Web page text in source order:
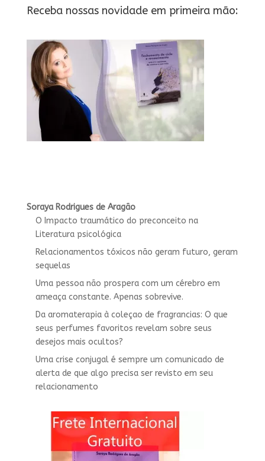
Receba nossas novidade em primeira mão:
Soraya Rodrigues de Aragão
O Impacto traumático do preconceito na
Literatura psicológica
Relacionamentos tóxicos não geram futuro, geram
sequelas
Uma pessoa não prospera com um cérebro em
ameaça constante. Apenas sobrevive.
Da aromaterapia à coleçao de fragrancias: O que
seus perfumes favoritos revelam sobre seus
desejos mais ocultos?
Uma crise conjugal é sempre um comunicado de
alerta de que algo precisa ser revisto em seu
relacionamento